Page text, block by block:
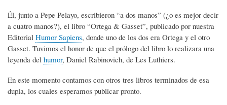
Él, junto a Pepe Pelayo, escribieron “a dos manos” (¿o es mejor decir
a cuatro manos?), el libro “Ortega & Gasset”, publicado por nuestra
Editorial Humor Sapiens, donde uno de los dos era Ortega y el otro
Gasset. Tuvimos el honor de que el prólogo del libro lo realizara una
leyenda del humor, Daniel Rabinovich, de Les Luthiers.
En este momento contamos con otros tres libros terminados de esa
dupla, los cuales esperamos publicar pronto.